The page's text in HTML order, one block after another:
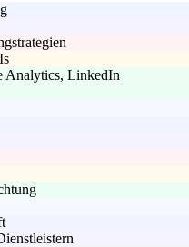
Analytics, LinkedIn